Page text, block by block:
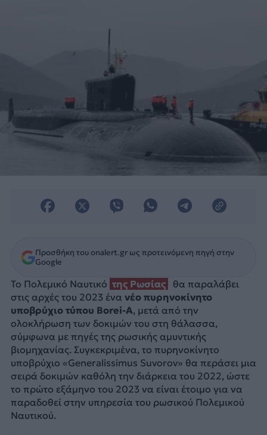
Προσθήκη του onalert.gr ως προτεινόμενη πηγή στην
Google
Το Πολεμικό Ναυτικό της Ρωσίας
θα παραλάβει
στις αρχές του 2023 ένα νέο πυρηνοκίνητο
υποβρύχιο τύπου Borei-A, μετά από την
ολοκλήρωση των δοκιμών του στη θάλασσα,
σύμφωνα με πηγές της ρωσικής αμυντικής
βιομηχανίας. Συγκεκριμένα, το πυρηνοκίνητο
υποβρύχιο «Generalissimus Suvorov» θα περάσει μια
σειρά δοκιμών καθόλη την διάρκεια του 2022, ώστε
το πρώτο εξάμηνο του 2023 να είναι έτοιμο για να
παραδοθεί στην υπηρεσία του ρωσικού Πολεμικού
Ναυτικού.